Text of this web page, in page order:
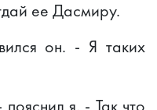
ее Дасмиру.
он. - Я таких